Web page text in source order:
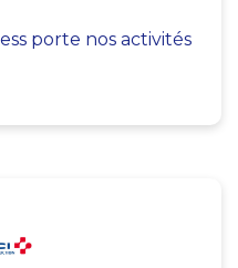
porte nos activités